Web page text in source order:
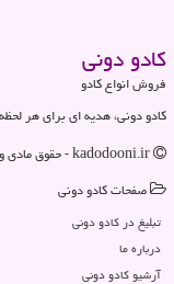
كادو دونی
فروش انواع کادو
کادو دونی، هدیه ای برای هر
صفحات كادو دونی
تبلیغ در كادو دونی
درباره ما
آرشیو كادو دونی